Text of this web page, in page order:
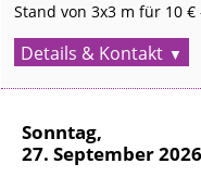
Stand von 3x3 m für 10
Details & Kontakt
Sonntag,
27. September 2026